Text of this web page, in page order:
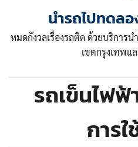
นำรถไปทดล
หมดกังวลเรื่องรถติด ด้วยบริการ
เขตกรุงเทพ
รถเข็นไฟฟ้
การ